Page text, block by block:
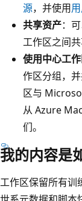
源，并使用
共享资产：
工作区之间共
使用中心工
作区分组，
区与
从 Azure
们。
我的内容是
工作区保留所有训